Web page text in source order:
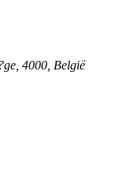
4000 België